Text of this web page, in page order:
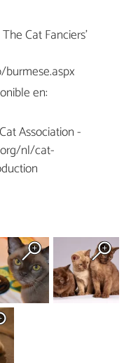
Cat Fanciers'
en:
Association -
nl/cat-